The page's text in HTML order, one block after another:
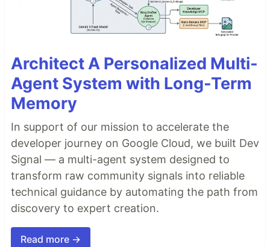
Architect A Personalized Multi-
Agent System with Long-Term
Memory
In support of our mission to accelerate the
developer journey on Google Cloud, we built Dev
Signal — a multi-agent system designed to
transform raw community signals into reliable
technical guidance by automating the path from
discovery to expert creation.
Read more →